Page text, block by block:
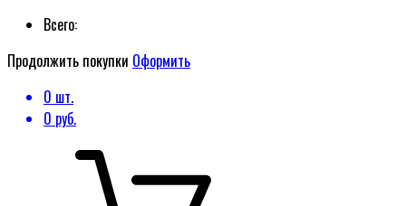
Всего:
Продолжить покупки Оформить
0 шт.
0 руб.